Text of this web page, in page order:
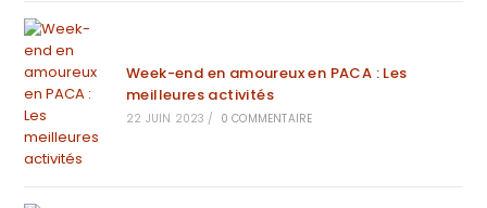
Week-end en amoureux en PACA : Les
meilleures activités
22 JUIN 2023 / 0 COMMENTAIRE